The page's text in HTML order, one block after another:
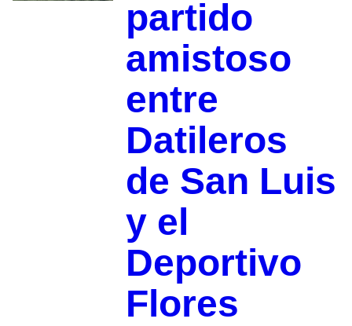
partido
amistoso
entre
Datileros
de San Luis
y el
Deportivo
Flores